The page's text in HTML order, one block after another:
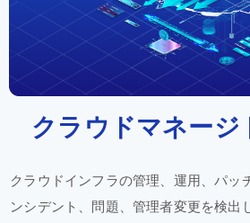
クラウドマネージ
クラウドインフラの管理、 運用 、パッ
ンシデント、 問題、管理者変更を検出